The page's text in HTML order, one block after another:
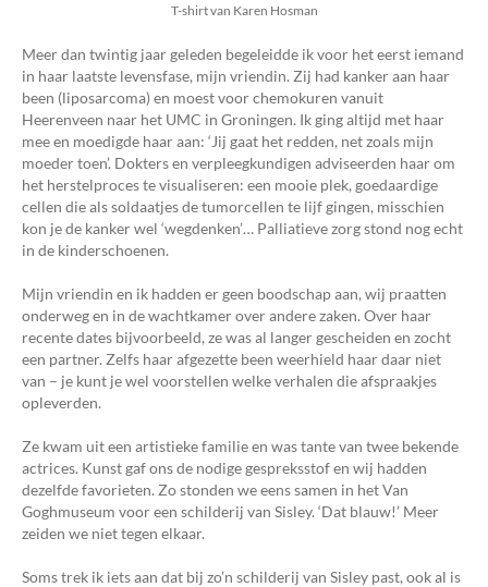
T-shirt van Karen Hosman
Meer dan twintig jaar geleden begeleidde ik voor het eerst iemand
in haar laatste levensfase, mijn vriendin. Zij had kanker aan haar
been (liposarcoma) en moest voor chemokuren vanuit
Heerenveen naar het UMC in Groningen. Ik ging altijd met haar
mee en moedigde haar aan: ‘Jij gaat het redden, net zoals mijn
moeder toen’. Dokters en verpleegkundigen adviseerden haar om
het herstelproces te visualiseren: een mooie plek, goedaardige
cellen die als soldaatjes de tumorcellen te lijf gingen, misschien
kon je de kanker wel ‘wegdenken’… Palliatieve zorg stond nog echt
in de kinderschoenen.
Mijn vriendin en ik hadden er geen boodschap aan, wij praatten
onderweg en in de wachtkamer over andere zaken. Over haar
recente dates bijvoorbeeld, ze was al langer gescheiden en zocht
een partner. Zelfs haar afgezette been weerhield haar daar niet
van – je kunt je wel voorstellen welke verhalen die afspraakjes
opleverden.
Ze kwam uit een artistieke familie en was tante van twee bekende
actrices. Kunst gaf ons de nodige gespreksstof en wij hadden
dezelfde favorieten. Zo stonden we eens samen in het Van
Goghmuseum voor een schilderij van Sisley. ‘Dat blauw!’ Meer
zeiden we niet tegen elkaar.
Soms trek ik iets aan dat bij zo’n schilderij van Sisley past, ook al is